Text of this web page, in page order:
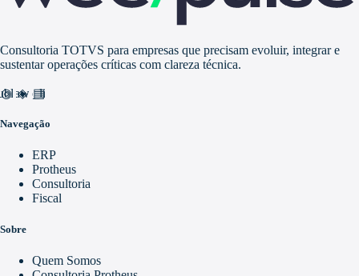
Consultoria TOTVS para empresas que precisam evoluir, integrar e
sustentar operações críticas com clareza técnica.
video_library
Navegação
ERP
Protheus
Consultoria
Fiscal
Sobre
Quem Somos